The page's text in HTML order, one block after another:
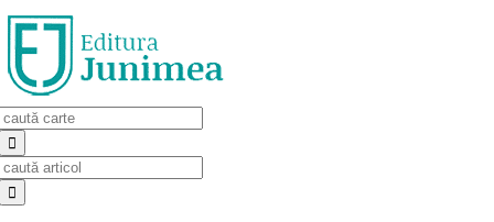
Skip
to
content